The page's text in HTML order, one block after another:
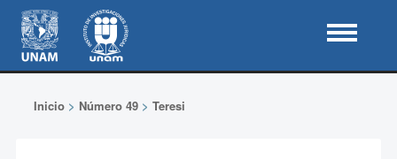
Inicio> Número 49> Teresi